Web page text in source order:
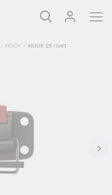
/ HOOK / HOOK 25 rivet